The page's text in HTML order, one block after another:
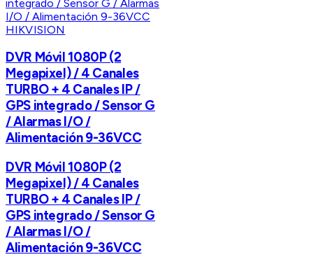
HIKVISION
DVR Móvil 1080P (2
Megapixel) / 4 Canales
TURBO + 4 Canales IP /
GPS integrado / Sensor G
/ Alarmas I/O /
Alimentación 9-36VCC
DVR Móvil 1080P (2
Megapixel) / 4 Canales
TURBO + 4 Canales IP /
GPS integrado / Sensor G
/ Alarmas I/O /
Alimentación 9-36VCC